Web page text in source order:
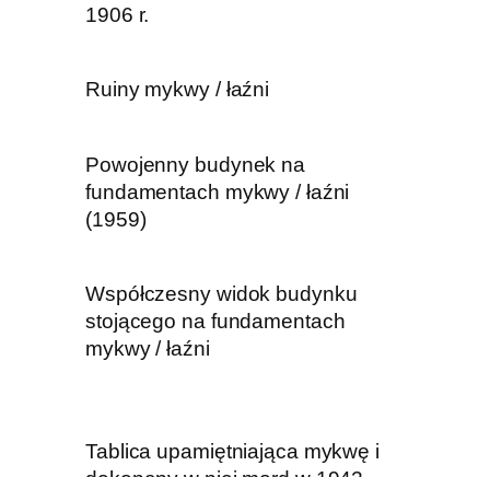
1906 r.
Ruiny mykwy / łaźni
Powojenny budynek na
fundamentach mykwy / łaźni
(1959)
Współczesny widok budynku
stojącego na fundamentach
mykwy / łaźni
Tablica upamiętniająca mykwę i